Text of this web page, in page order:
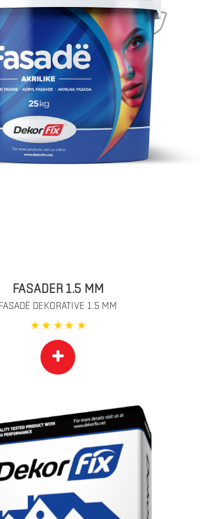
FASADER 1.5 MM
FASADË DEKORATIVE 1.5 MM
+